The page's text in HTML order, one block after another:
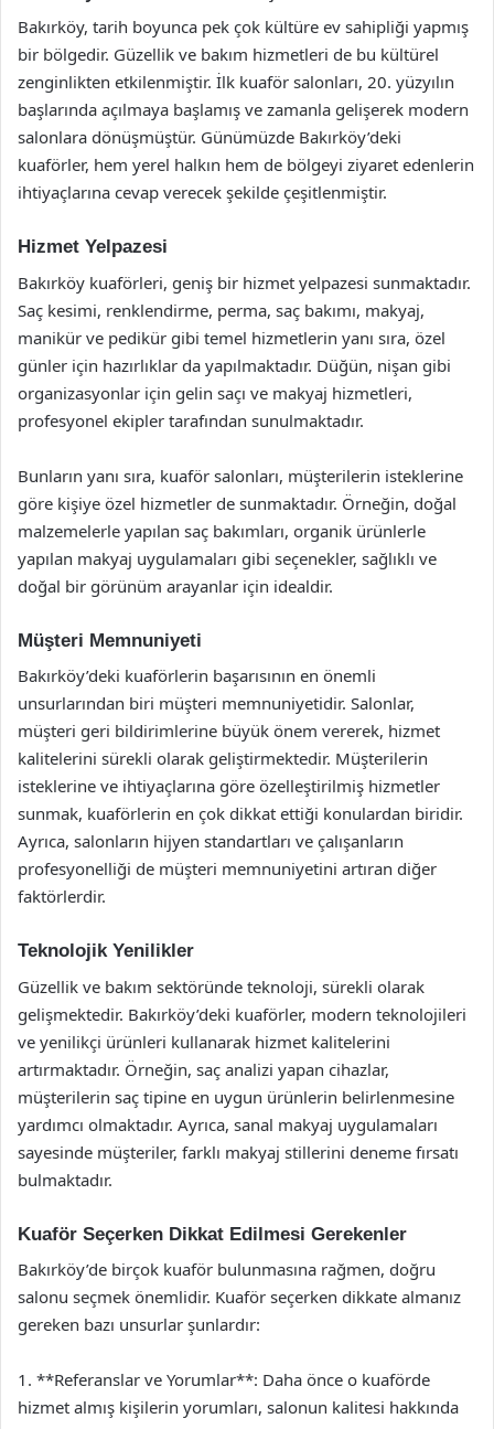
Bakırköy, tarih boyunca pek çok kültüre ev sahipliği yapmış
bir bölgedir. Güzellik ve bakım hizmetleri de bu kültürel
zenginlikten etkilenmiştir. İlk kuaför salonları, 20. yüzyılın
başlarında açılmaya başlamış ve zamanla gelişerek modern
salonlara dönüşmüştür. Günümüzde Bakırköy’deki
kuaförler, hem yerel halkın hem de bölgeyi ziyaret edenlerin
ihtiyaçlarına cevap verecek şekilde çeşitlenmiştir.
Hizmet Yelpazesi
Bakırköy kuaförleri, geniş bir hizmet yelpazesi sunmaktadır.
Saç kesimi, renklendirme, perma, saç bakımı, makyaj,
manikür ve pedikür gibi temel hizmetlerin yanı sıra, özel
günler için hazırlıklar da yapılmaktadır. Düğün, nişan gibi
organizasyonlar için gelin saçı ve makyaj hizmetleri,
profesyonel ekipler tarafından sunulmaktadır.
Bunların yanı sıra, kuaför salonları, müşterilerin isteklerine
göre kişiye özel hizmetler de sunmaktadır. Örneğin, doğal
malzemelerle yapılan saç bakımları, organik ürünlerle
yapılan makyaj uygulamaları gibi seçenekler, sağlıklı ve
doğal bir görünüm arayanlar için idealdir.
Müşteri Memnuniyeti
Bakırköy’deki kuaförlerin başarısının en önemli
unsurlarından biri müşteri memnuniyetidir. Salonlar,
müşteri geri bildirimlerine büyük önem vererek, hizmet
kalitelerini sürekli olarak geliştirmektedir. Müşterilerin
isteklerine ve ihtiyaçlarına göre özelleştirilmiş hizmetler
sunmak, kuaförlerin en çok dikkat ettiği konulardan biridir.
Ayrıca, salonların hijyen standartları ve çalışanların
profesyonelliği de müşteri memnuniyetini artıran diğer
faktörlerdir.
Teknolojik Yenilikler
Güzellik ve bakım sektöründe teknoloji, sürekli olarak
gelişmektedir. Bakırköy’deki kuaförler, modern teknolojileri
ve yenilikçi ürünleri kullanarak hizmet kalitelerini
artırmaktadır. Örneğin, saç analizi yapan cihazlar,
müşterilerin saç tipine en uygun ürünlerin belirlenmesine
yardımcı olmaktadır. Ayrıca, sanal makyaj uygulamaları
sayesinde müşteriler, farklı makyaj stillerini deneme fırsatı
bulmaktadır.
Kuaför Seçerken Dikkat Edilmesi Gerekenler
Bakırköy’de birçok kuaför bulunmasına rağmen, doğru
salonu seçmek önemlidir. Kuaför seçerken dikkate almanız
gereken bazı unsurlar şunlardır:
1. **Referanslar ve Yorumlar**: Daha önce o kuaförde
hizmet almış kişilerin yorumları, salonun kalitesi hakkında